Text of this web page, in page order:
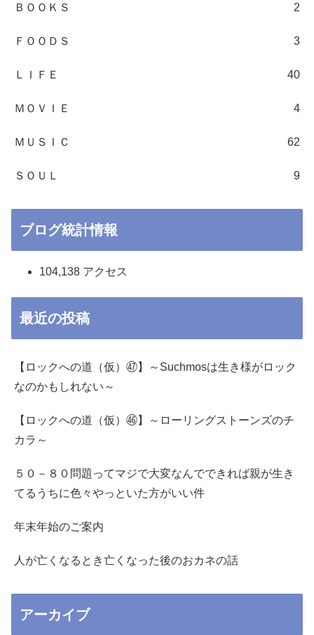
ＢＯＯＫＳ 2
ＦＯＯＤＳ 3
ＬＩＦＥ 40
ＭＯＶＩＥ 4
ＭＵＳＩＣ 62
ＳＯＵＬ 9
ブログ統計情報
104,138 アクセス
最近の投稿
【ロックへの道（仮）㊼】～Suchmosは生き様がロック
なのかもしれない～
【ロックへの道（仮）㊻】～ローリングストーンズのチ
カラ～
５０－８０問題ってマジで大変なんでできれば親が生き
てるうちに色々やっといた方がいい件
年末年始のご案内
人が亡くなるとき亡くなった後のおカネの話
アーカイブ